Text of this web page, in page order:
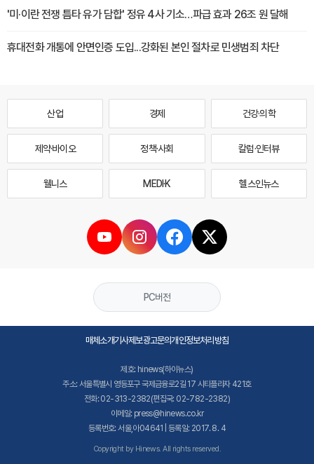
'미·이란 전쟁 틈타 유가 담합' 정유 4사 기소…파급 효과 26조 원 달해
휴대전화 개통에 안면인증 도입...강화된 본인 절차로 민생범죄 차단
산업 경제 건강·의학
제약·바이오 정책·사회 칼럼·인터뷰
웰니스 MEDI·K 헬스인뉴스
PC버전
매체소개기사제보광고문의개인정보처리방침
제호: hinews(하이뉴스)
주소: 서울특별시 영등포구 국제금융로2길 17 시티플라자 421호
전화: 02-313-2382(편집국: 02-782-2382)
이메일: press@hinews.co.kr
등록번호: 서울,아04641 | 등록일: 2017. 8. 4
Copyright by Hinews. All rights reserved.